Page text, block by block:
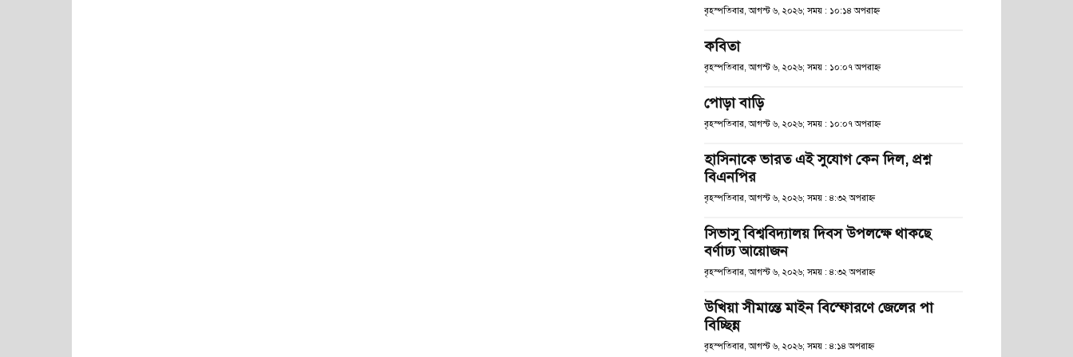
বৃহস্পতিবার, আগস্ট ৬, ২০২৬; সময় : ১০:১৪ অপরাহ্ণ
কবিতা
বৃহস্পতিবার, আগস্ট ৬, ২০২৬; সময় : ১০:০৭ অপরাহ্ণ
পোড়া বাড়ি
বৃহস্পতিবার, আগস্ট ৬, ২০২৬; সময় : ১০:০৭ অপরাহ্ণ
হাসিনাকে ভারত এই সুযোগ কেন দিল, প্রশ্ন
বিএনপির
বৃহস্পতিবার, আগস্ট ৬, ২০২৬; সময় : ৪:৩২ অপরাহ্ণ
সিভাসু বিশ্ববিদ্যালয় দিবস উপলক্ষে থাকছে
বর্ণাঢ্য আয়োজন
বৃহস্পতিবার, আগস্ট ৬, ২০২৬; সময় : ৪:৩২ অপরাহ্ণ
উখিয়া সীমান্তে মাইন বিস্ফোরণে জেলের পা
বিচ্ছিন্ন
বৃহস্পতিবার, আগস্ট ৬, ২০২৬; সময় : ৪:১৪ অপরাহ্ণ